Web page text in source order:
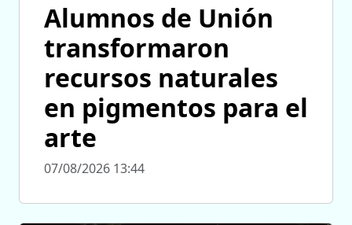
Alumnos de Unión
transformaron
recursos naturales
en pigmentos para el
arte
07/08/2026 13:44